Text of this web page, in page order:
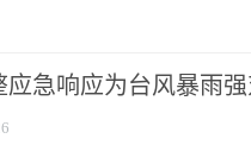
应急响应为台风暴雨